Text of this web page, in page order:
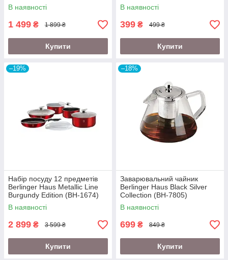
В наявності
1 499 ₴ 1 899 ₴
Купити
В наявності
399 ₴ 499 ₴
Купити
–19%
Набір посуду 12 предметів
Berlinger Haus Metallic Line
Burgundy Edition (BH-1674)
В наявності
2 899 ₴ 3 599 ₴
Купити
–18%
Заварювальний чайник
Berlinger Haus Black Silver
Collection (BH-7805)
В наявності
699 ₴ 849 ₴
Купити